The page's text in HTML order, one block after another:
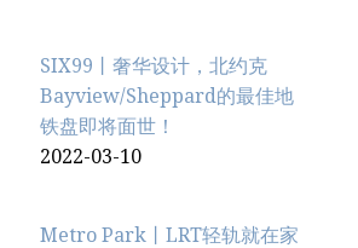
SIX99丨奢华设计，北约克
Bayview/Sheppard的最佳地
铁盘即将面世！
2022-03-10
Metro Park丨LRT轻轨就在家